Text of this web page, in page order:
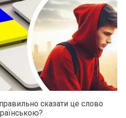
сказати це слово